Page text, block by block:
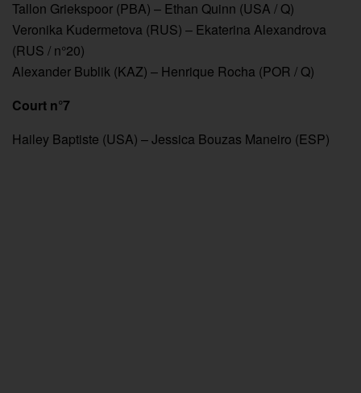
Tallon Griekspoor (PBA) – Ethan Quinn (USA / Q)
Veronika Kudermetova (RUS) – Ekaterina Alexandrova
(RUS / n°20)
Alexander Bublik (KAZ) – Henrique Rocha (POR / Q)
Court n°7
Hailey Baptiste (USA) – Jessica Bouzas Maneiro (ESP)